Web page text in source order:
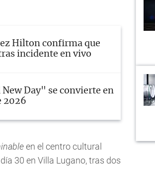
Hilton confirma que
incidente en vivo
Day" se convierte en
2026
en el centro cultural
30 en Villa Lugano, tras dos